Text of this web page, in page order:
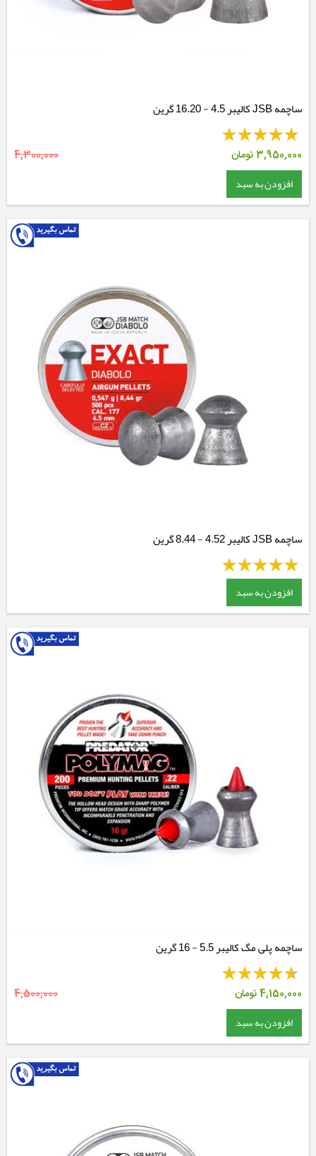
ساچمه JSB کالیبر 4.5 - 16.20 گرین
3,950,000تومان 4,300,000
افزودن به سبد
ساچمه JSB کالیبر 4.52 - 8.44 گرین
افزودن به سبد
ساچمه پلی مگ کالیبر 5.5 - 16 گرین
4,150,000تومان 4,500,000
افزودن به سبد